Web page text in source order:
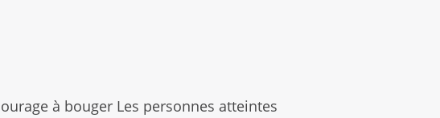
à bouger Les personnes atteintes